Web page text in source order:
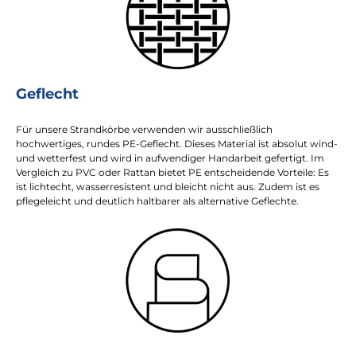
Geflecht
Für unsere Strandkörbe verwenden wir ausschließlich
hochwertiges, rundes PE-Geflecht. Dieses Material ist absolut wind-
und wetterfest und wird in aufwendiger Handarbeit gefertigt. Im
Vergleich zu PVC oder Rattan bietet PE entscheidende Vorteile: Es
ist lichtecht, wasserresistent und bleicht nicht aus. Zudem ist es
pflegeleicht und deutlich haltbarer als alternative Geflechte.